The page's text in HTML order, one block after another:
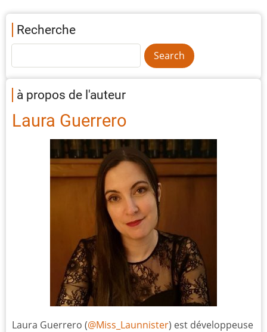
Recherche
à propos de l'auteur
Laura Guerrero
Laura Guerrero (@Miss_Launnister) est développeuse